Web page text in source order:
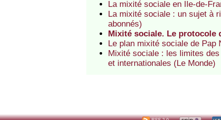
La mixité sociale en Ile-de-
La mixité sociale : un sujet à
abonnés)
Mixité sociale. Le protocole
Le plan mixité sociale de Pap
Mixité sociale : les limites
et internationales (Le Monde)